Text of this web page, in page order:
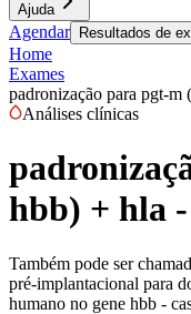
Ajuda
Agendar Resultados de
Home
Exames
padronização para pgt-m
Análises clínicas
hbb) + hla
Também pode ser
pré-implantacional para
humano no gene hbb -